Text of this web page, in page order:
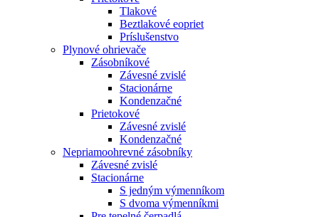
Tlakové
Beztlakové eopriet
Príslušenstvo
Plynové ohrievače
Zásobníkové
Závesné zvislé
Stacionárne
Kondenzačné
Prietokové
Závesné zvislé
Kondenzačné
Nepriamoohrevné zásobníky
Závesné zvislé
Stacionárne
S jedným výmenníkom
S dvoma výmenníkmi